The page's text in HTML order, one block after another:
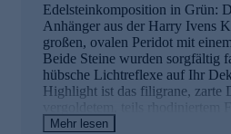
Edelsteinkomposition in Grün:
Anhänger aus der Harry Ivens
großen, ovalen Peridot mit
Beide Steine wurden sorgfältig
hübsche Lichtreflexe auf Ihr
Highlight ist das filigrane, zarte
vergoldetem, teils rhodiniertem
Zirkone machen das
Mehr lesen